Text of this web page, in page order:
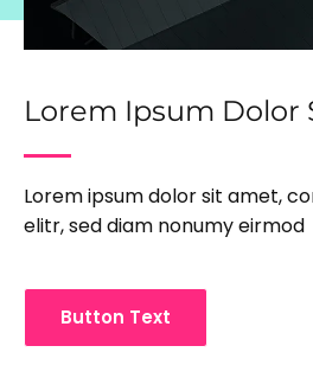
Lorem Ipsum Dolor
Lorem ipsum dolor sit amet,
elitr, sed diam nonumy eirmod
Button Text